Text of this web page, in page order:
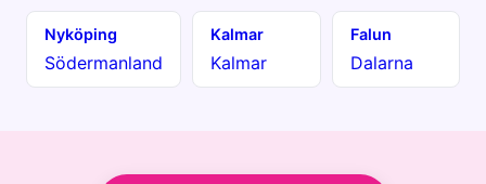
Nyköping
Södermanland
Kalmar
Kalmar
Falun
Dalarna